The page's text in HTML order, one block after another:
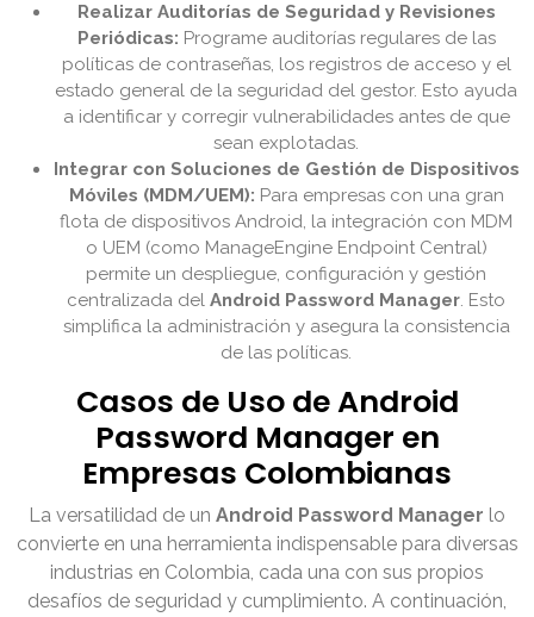
Realizar Auditorías de Seguridad y Revisiones
Periódicas: Programe auditorías regulares de las
políticas de contraseñas, los registros de acceso y el
estado general de la seguridad del gestor. Esto ayuda
a identificar y corregir vulnerabilidades antes de que
sean explotadas.
Integrar con Soluciones de Gestión de Dispositivos
Móviles (MDM/UEM): Para empresas con una gran
flota de dispositivos Android, la integración con MDM
o UEM (como ManageEngine Endpoint Central)
permite un despliegue, configuración y gestión
centralizada del Android Password Manager. Esto
simplifica la administración y asegura la consistencia
de las políticas.
Casos de Uso de Android
Password Manager en
Empresas Colombianas
La versatilidad de un Android Password Manager lo
convierte en una herramienta indispensable para diversas
industrias en Colombia, cada una con sus propios
desafíos de seguridad y cumplimiento. A continuación,